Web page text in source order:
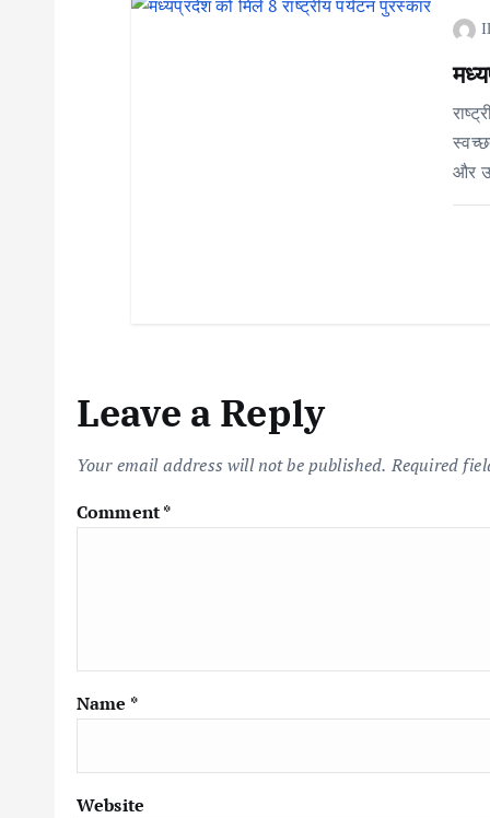
और
Leave a Reply
Your email address will not be published. Required
Comment*
Name *
Website